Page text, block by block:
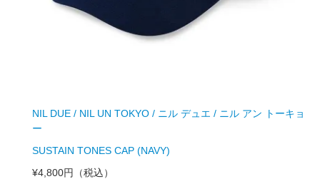
NIL DUE / NIL UN TOKYO / ニル デュエ / ニル アン トーキョ
ー
SUSTAIN TONES CAP (NAVY)
¥4,800円
（税込）